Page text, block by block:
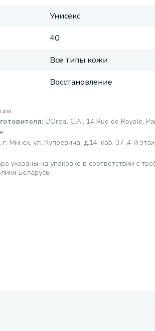
Унисекс
40
Все типы кожи
Восстановление
: L'Oreal C.A., 14 Rue de Royale,
Минск, ул. Купревича, д.14, каб. 37 ,4-й
указаны на упаковке в соответствии с
Беларусь